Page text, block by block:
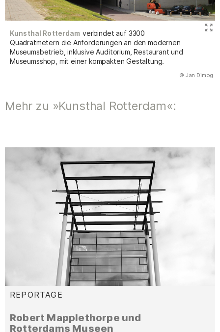
Kunsthal Rotterdam verbindet auf 3300
Quadratmetern die Anforderungen an den modernen
Museumsbetrieb, inklusive Auditorium, Restaurant und
Museumsshop, mit einer kompakten Gestaltung.
© Jan Dimog
Mehr zu »Kunsthal Rotterdam«:
REPORTAGE
Robert Mapplethorpe und
Rotterdams Museen